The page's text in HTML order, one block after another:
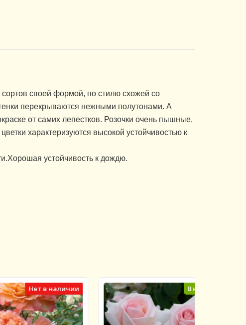
своей формой, по стилю схожей со
перекрываются нежными полутонами. А
от самих лепестков. Розочки очень пышные,
характеризуются высокой устойчивостью к
устойчивость к дождю.
в наличии В наличии